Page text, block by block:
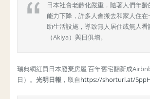
日本社會老齡化嚴重，隨著人們年
能力下降，許多人會搬去和家人住
助生活設施，導致無人居住或無人看
（Akiya）與日俱增。
瑞典網紅買日本廢棄房屋 百年舊宅翻新成
日）。 光明日報 ，取自https://shorturl.at/